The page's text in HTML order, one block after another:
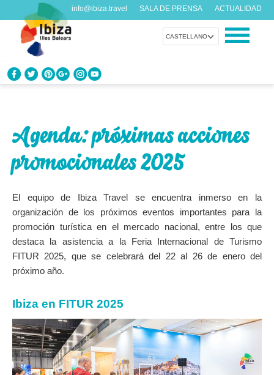
CASTELLANO
info@ibiza.travel SALA DE PRENSA ACTUALIDAD
DISFRUTA IBIZA
Propuestas para todos los gustos
AGENDA
Cada día algo nuevo
ORGANIZA TU VIAJE
Datos prácticos antes de visitarnos
Llega siempre a tu destino
Agenda: próximas acciones
promocionales 2025
El equipo de Ibiza Travel se encuentra inmerso en la
organización de los próximos eventos importantes para la
promoción turística en el mercado nacional, entre los que
destaca la asistencia a la Feria Internacional de Turismo
FITUR 2025, que se celebrará del 22 al 26 de enero del
próximo año.
Ibiza en FITUR 2025